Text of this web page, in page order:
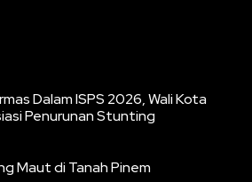
Dalam ISPS 2026, Wali Kota
Penurunan Stunting
Maut di Tanah Pinem